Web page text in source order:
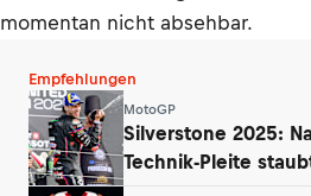
momentan nicht absehbar.
Empfehlungen
MotoGP
Silverstone 2025:
Technik-Pleite